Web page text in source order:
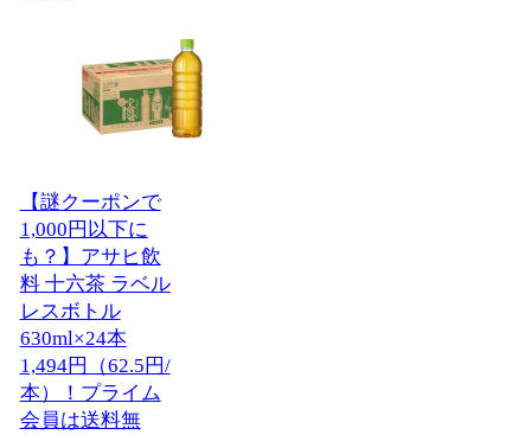
【謎クーポンで
1,000円以下に
も？】アサヒ飲
料 十六茶 ラベル
レスボトル
630ml×24本
1,494円（62.5円/
本）！プライム
会員は送料無